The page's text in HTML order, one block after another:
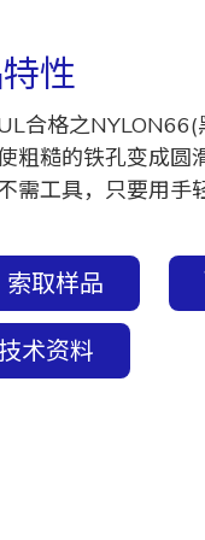
性
合格之
粗糙的铁孔变成圆
需工具，只要用手
索取样品
术资料